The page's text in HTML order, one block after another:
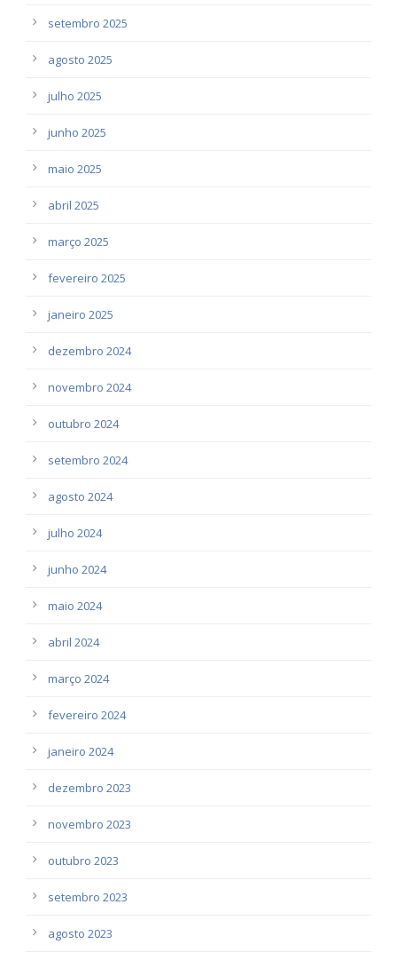
setembro 2025
agosto 2025
julho 2025
junho 2025
maio 2025
abril 2025
março 2025
fevereiro 2025
janeiro 2025
dezembro 2024
novembro 2024
outubro 2024
setembro 2024
agosto 2024
julho 2024
junho 2024
maio 2024
abril 2024
março 2024
fevereiro 2024
janeiro 2024
dezembro 2023
novembro 2023
outubro 2023
setembro 2023
agosto 2023